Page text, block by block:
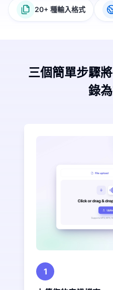
20+ 種輸入格式
三個簡單步驟
錄
1